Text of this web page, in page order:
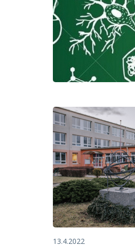
13.4.2022